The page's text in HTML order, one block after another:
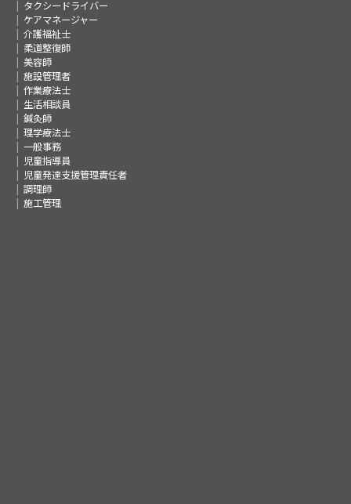
タクシードライバー
ケアマネージャー
介護福祉士
柔道整復師
美容師
施設管理者
作業療法士
生活相談員
鍼灸師
理学療法士
一般事務
児童指導員
児童発達支援管理責任者
調理師
施工管理